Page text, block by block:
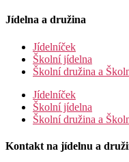
Jídelna a družina
Jídelníček
Školní jídelna
Školní družina a
Jídelníček
Školní jídelna
Školní družina a
Kontakt na jídelnu a